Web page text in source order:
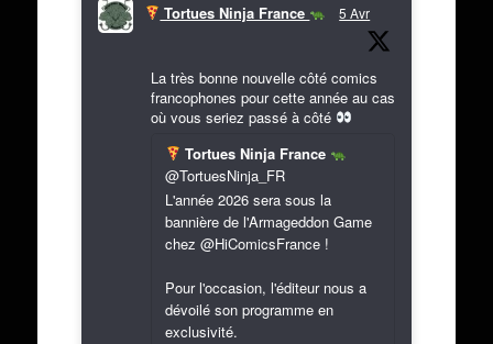
Tortues Ninja France 5 Avr
La très bonne nouvelle côté comics
francophones pour cette année au cas
où vous seriez passé à côté
Tortues Ninja France
@TortuesNinja_FR
L'année 2026 sera sous la
bannière de l'Armageddon Game
chez @HiComicsFrance !
Pour l'occasion, l'éditeur nous a
dévoilé son programme en
exclusivité.